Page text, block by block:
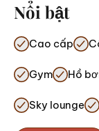
Nổi bật
Cao cấp
Gym Hồ
Sky lounge